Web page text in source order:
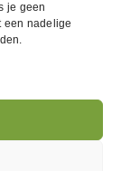
je geen
een nadelige